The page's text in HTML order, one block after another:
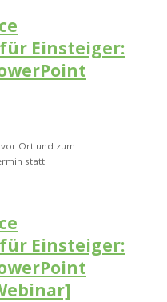
Einsteiger:
Ort und zum
statt
Einsteiger: